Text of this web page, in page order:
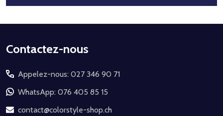
Début
pied
de
page
Contactez-nous
Appelez-nous: 027 346 90 71
WhatsApp: 076 405 85 15
contact@colorstyle-shop.ch